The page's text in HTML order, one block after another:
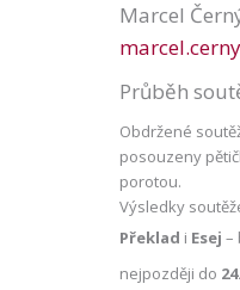
Marcel
Průběh
Obdržené
posouzeny
porotou.
Výsledky
Překlad i Esej –
nejpozději do